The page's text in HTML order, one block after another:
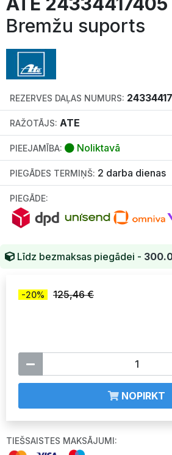
Bremžu suports
REZERVES DAĻAS NUMURS:
RAŽOTĀJS: ATE
PIEEJAMĪBA: Noliktavā
PIEGĀDES TERMIŅŠ: 2 darba dienas
PIEGĀDE:
Līdz bezmaksas piegādei -
-20% 125,46 €
NOPIRKT
TIEŠSAISTES MAKSĀJUMI: